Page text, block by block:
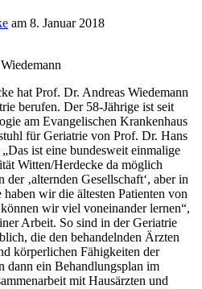
am 8. Januar 2018
hat Prof. Dr. Andreas Wiedemann
berufen. Der 58-Jährige ist seit
am Evangelischen Krankenhaus
für Geriatrie von Prof. Dr. Hans
ist eine bundesweit einmalige
Witten/Herdecke da möglich
‚alternden Gesellschaft‘, aber in
wir die ältesten Patienten von
wir viel voneinander lernen“,
Arbeit. So sind in der Geriatrie
die den behandelnden Ärzten
körperlichen Fähigkeiten der
dann ein Behandlungsplan im
mit Hausärzten und